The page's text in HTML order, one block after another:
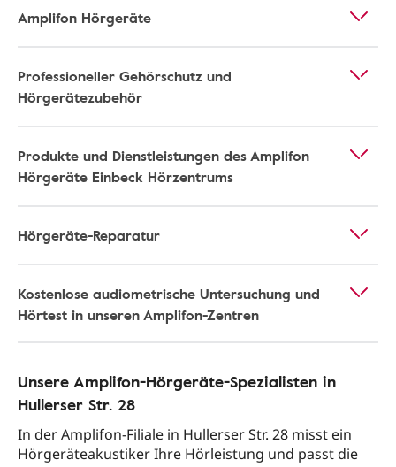
Amplifon Hörgeräte
Professioneller Gehörschutz und
Hörgerätezubehör
Produkte und Dienstleistungen des Amplifon
Hörgeräte Einbeck Hörzentrums
Hörgeräte-Reparatur
Kostenlose audiometrische Untersuchung und
Hörtest in unseren Amplifon-Zentren
Unsere Amplifon-Hörgeräte-Spezialisten in
Hullerser Str. 28
In der Amplifon-Filiale in Hullerser Str. 28 misst ein
Hörgeräteakustiker Ihre Hörleistung und passt die